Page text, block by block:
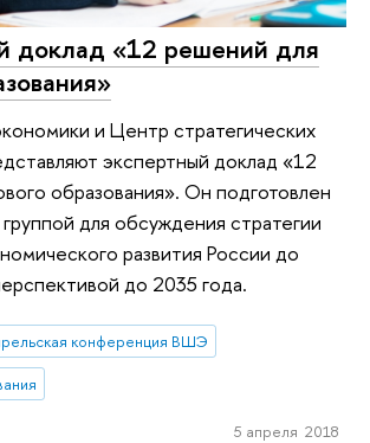
доклад «12 решений для
и Центр стратегических
экспертный доклад «12
образования». Он подготовлен
для обсуждения стратегии
развития России до
до 2035 года.
конференция ВШЭ
5 апреля 2018